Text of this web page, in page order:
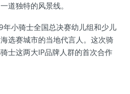
道独特的风景线。
小骑士全国总决赛幼儿组和少儿
选赛城市的当地代言人。这次骑
士这两大IP品牌人群的首次合作